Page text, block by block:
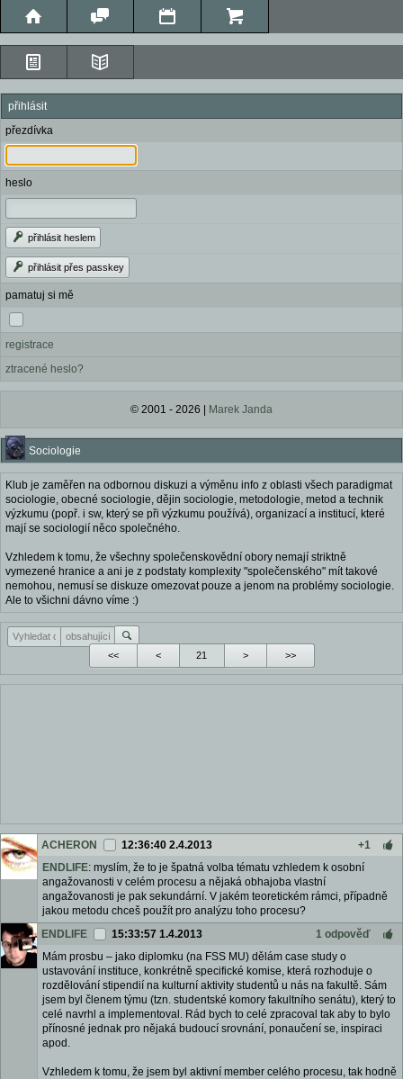
přihlásit
přezdívka
heslo
přihlásit heslem
přihlásit přes passkey
pamatuj si mě
registrace
ztracené heslo?
© 2001 - 2026 | Marek Janda
Sociologie
Klub je zaměřen na odbornou diskuzi a výměnu info z oblasti všech paradigmat
sociologie, obecné sociologie, dějin sociologie, metodologie, metod a technik
výzkumu (popř. i sw, který se při výzkumu používá), organizací a institucí, které
mají se sociologií něco společného.
Vzhledem k tomu, že všechny společenskovědní obory nemají striktně
vymezené hranice a ani je z podstaty komplexity "společenského" mít takové
nemohou, nemusí se diskuze omezovat pouze a jenom na problémy sociologie.
Ale to všichni dávno víme :)
<< < > >>
ACHERON 12:36:40 2.4.2013
+1
ENDLIFE: myslím, že to je špatná volba tématu vzhledem k osobní
angažovanosti v celém procesu a nějaká obhajoba vlastní
angažovanosti je pak sekundární. V jakém teoretickém rámci, případně
jakou metodu chceš použít pro analýzu toho procesu?
ENDLIFE
15:33:57 1.4.2013
1 odpověď
Mám prosbu – jako diplomku (na FSS MU) dělám case study o
ustavování instituce, konkrétně specifické komise, která rozhoduje o
rozdělování stipendií na kulturní aktivity studentů u nás na fakultě. Sám
jsem byl členem týmu (tzn. studentské komory fakultního senátu), který to
celé navrhl a implementoval. Rád bych to celé zpracoval tak aby to bylo
přínosné jednak pro nějaká budoucí srovnání, ponaučení se, inspiraci
apod.
Vzhledem k tomu, že jsem byl aktivní member celého procesu, tak hodně